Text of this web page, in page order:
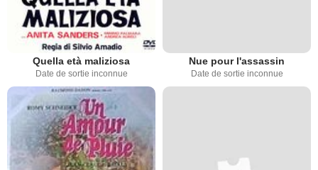
Quella età maliziosa
Date de sortie inconnue
Nue pour l'assassin
Date de sortie inconnue